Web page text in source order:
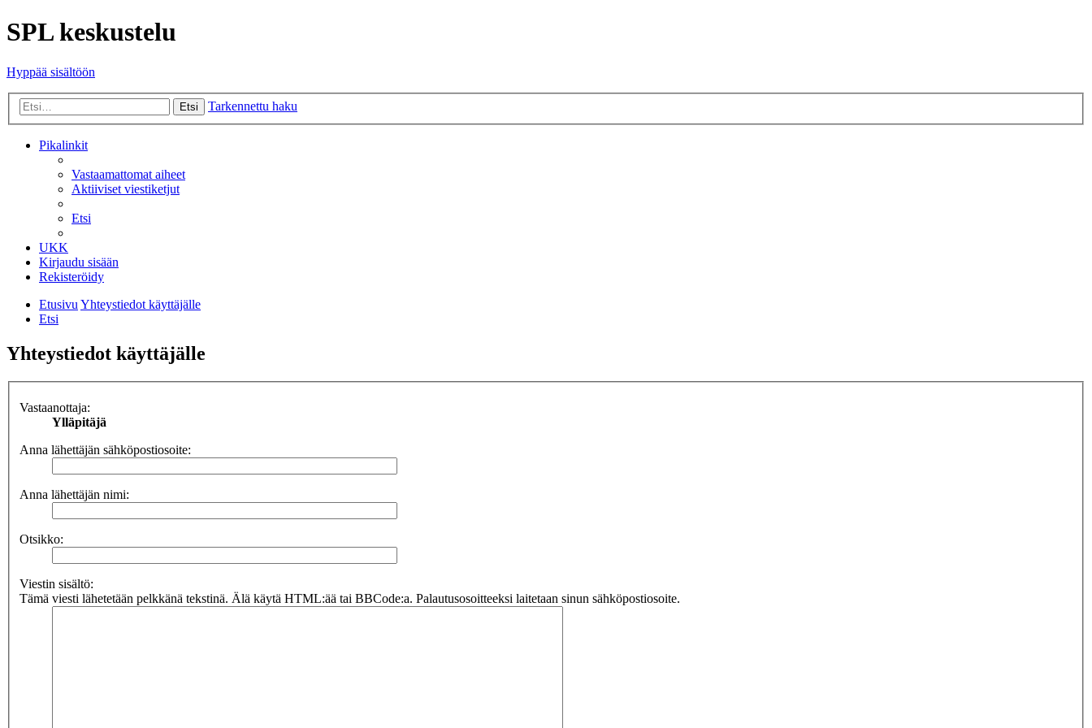
SPL keskustelu
Hyppää sisältöön
Etsi Tarkennettu haku
Pikalinkit
Vastaamattomat aiheet
Aktiiviset viestiketjut
Etsi
UKK
Kirjaudu sisään
Rekisteröidy
EtusivuYhteystiedot käyttäjälle
Etsi
Yhteystiedot käyttäjälle
Vastaanottaja:
Ylläpitäjä
Anna lähettäjän sähköpostiosoite:
Anna lähettäjän nimi:
Otsikko:
Viestin sisältö:
Tämä viesti lähetetään pelkkänä tekstinä. Älä käytä HTML:ää tai BBCode:a. Palautusosoitteeksi laitetaan sinun sähköpostiosoite.